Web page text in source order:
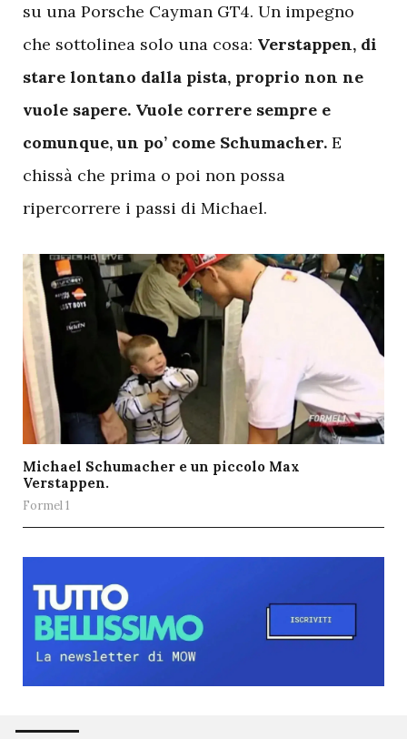
su una Porsche Cayman GT4. Un impegno
che sottolinea solo una cosa: Verstappen, di
stare lontano dalla pista, proprio non ne
vuole sapere. Vuole correre sempre e
comunque, un po’ come Schumacher. E
chissà che prima o poi non possa
ripercorrere i passi di Michael.
Michael Schumacher e un piccolo Max
Verstappen.
Formel 1